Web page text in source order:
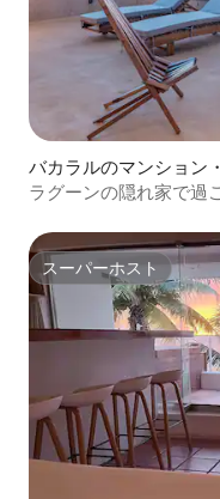
バカラルのマンション
ラグーンの隠れ家で過
スーパーホスト
スーパーホスト